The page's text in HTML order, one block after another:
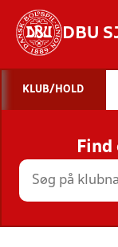
DBU
KLUB/HOLD